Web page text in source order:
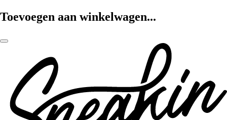
Toevoegen aan winkelwagen...